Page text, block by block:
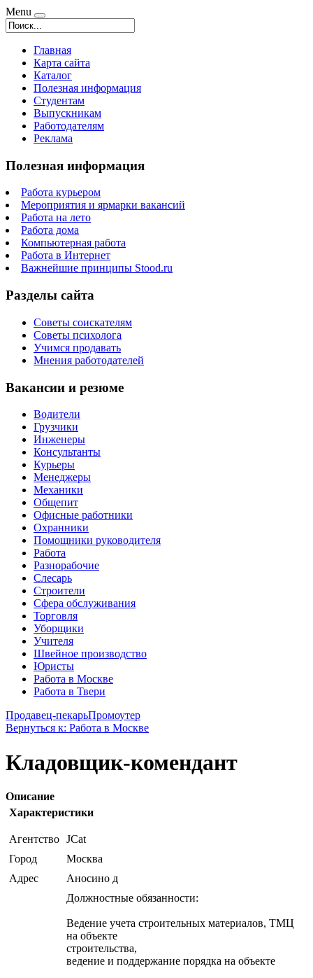
Menu
Главная
Карта сайта
Каталог
Полезная информация
Студентам
Выпускникам
Работодателям
Реклама
Полезная информация
Работа курьером
Мероприятия и ярмарки вакансий
Работа на лето
Работа дома
Компьютерная работа
Работа в Интернет
Важнейшие принципы Stood.ru
Разделы сайта
Советы соискателям
Советы психолога
Учимся продавать
Мнения работодателей
Вакансии и резюме
Водители
Грузчики
Инженеры
Консультанты
Курьеры
Менеджеры
Механики
Общепит
Офисные работники
Охранники
Помощники руководителя
Работа
Разнорабочие
Слесарь
Строители
Сфера обслуживания
Торговля
Уборщики
Учителя
Швейное производство
Юристы
Работа в Москве
Работа в Твери
Продавец-пекарьПромоутер
Вернуться к: Работа в Москве
Кладовщик-комендант
Описание
Характеристики
Агентство JCat
Город
Москва
Адрес
Аносино д
Должностные обязанности:
Ведение учета строительных материалов, ТМЦ
на объекте
строительства,
ведение и поддержание порядка на объекте